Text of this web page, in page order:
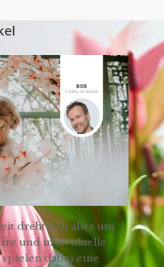
dreht sich alles um
und individuelle
dabei eine